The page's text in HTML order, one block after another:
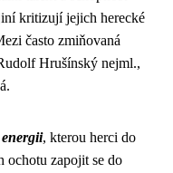
kritizují jejich herecké
často zmiňovaná
Hrušínský nejml.,
, kterou herci do
ochotu zapojit se do